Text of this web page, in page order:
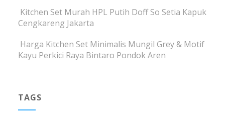
Kitchen Set Murah HPL Putih Doff So Setia Kapuk
Cengkareng Jakarta
Harga Kitchen Set Minimalis Mungil Grey & Motif
Kayu Perkici Raya Bintaro Pondok Aren
TAGS